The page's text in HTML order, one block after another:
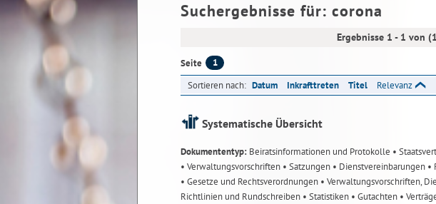
Suchergebnisse für: corona
Ergebnisse 1 - 1 von
Seite 1
Sortieren nach: Datum Inkrafttreten Titel Relevanz
Systematische Übersicht
Dokumententyp: Beiratsinformationen und Protokolle •
• Verwaltungsvorschriften • Satzungen • Dienstvereinbarungen •
• Gesetze und Rechtsverordnungen • Verwaltungsvorschriften,
Richtlinien und Rundschreiben • Statistiken • Gutachten •